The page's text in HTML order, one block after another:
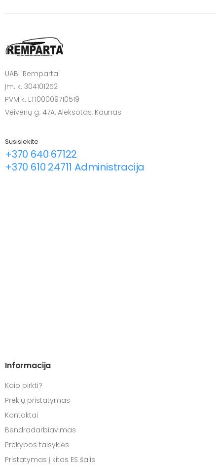
UAB "Remparta"
Įm. k. 304101252
PVM k. LT100009710519
Veiverių g. 47A, Aleksotas, Kaunas
Susisiekite
+370 640 67122
+370 610 24711 Administracija
Informacija
Kaip pirkti?
Prekių pristatymas
Kontaktai
Bendradarbiavimas
Prekybos taisyklės
Pristatymas į kitas ES šalis